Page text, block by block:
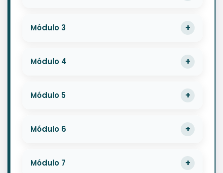
Módulo 3
Módulo 4
Módulo 5
Módulo 6
Módulo 7